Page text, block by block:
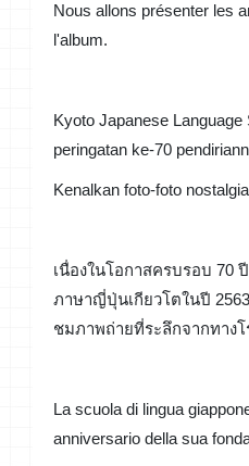
Nous allons présenter les
l'album.
Kyoto Japanese
peringatan ke-70
Kenalkan foto-foto
เนื่องในโอกาสครบรอบ 70
ภาษาญี่ปุ่นเกียวโตในปี
ชมภาพถ่ายที่ระลึกจากทางโ
La scuola di lingua
anniversario della sua